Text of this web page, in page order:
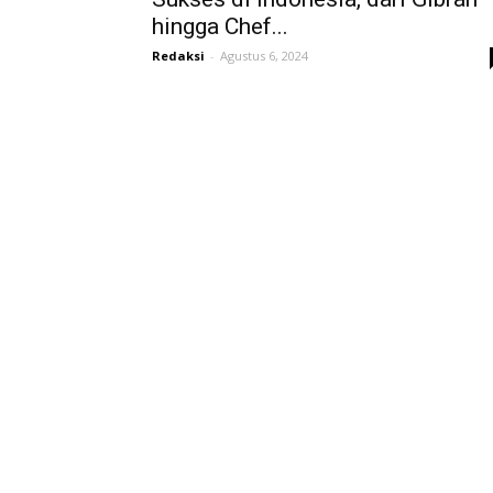
hingga Chef...
Redaksi - Agustus 6, 2024